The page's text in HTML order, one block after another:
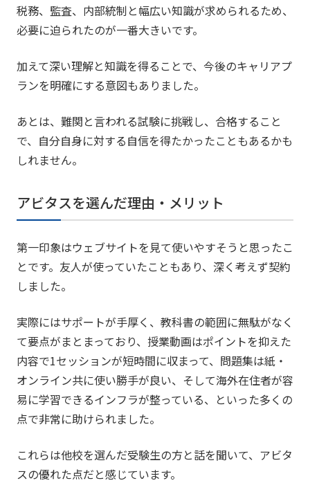
税務、監査、内部統制と幅広い知識が求められるため、
必要に迫られたのが一番大きいです。
加えて深い理解と知識を得ることで、今後のキャリアプ
ランを明確にする意図もありました。
あとは、難関と言われる試験に挑戦し、合格すること
で、自分自身に対する自信を得たかったこともあるかも
しれません。
アビタスを選んだ理由・メリット
第一印象はウェブサイトを見て使いやすそうと思ったこ
とです。友人が使っていたこともあり、深く考えず契約
しました。
実際にはサポートが手厚く、教科書の範囲に無駄がなく
て要点がまとまっており、授業動画はポイントを抑えた
内容で1セッションが短時間に収まって、問題集は紙・
オンライン共に使い勝手が良い、そして海外在住者が容
易に学習できるインフラが整っている、といった多くの
点で非常に助けられました。
これらは他校を選んだ受験生の方と話を聞いて、アビタ
スの優れた点だと感じています。